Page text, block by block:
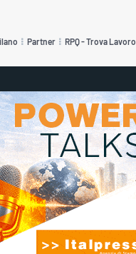
Partner RPQ - Trova Lavoro